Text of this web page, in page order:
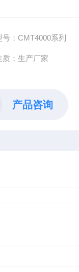
号：CMT4000系列
质：生产厂家
产品咨询